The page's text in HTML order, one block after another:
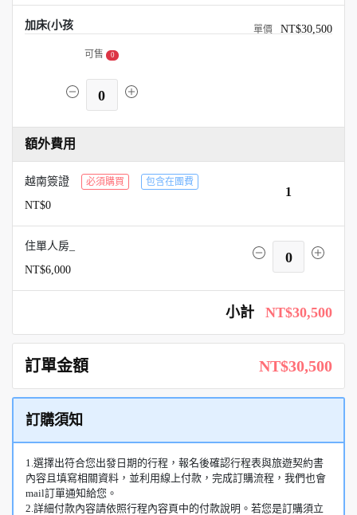
加床(小孩 NT$30,500
可售 0
0
額外費用
越南簽證 必須購買 包含在團費
NT$0
1
住單人房_
NT$6,000
0
小計 NT$30,500
訂單金額 NT$30,500
訂購須知
1.選擇出符合您出發日期的行程，報名後確認行程表與旅遊契約書
內容且填寫相關資料，並利用線上付款，完成訂購流程，我們也會
mail訂單通知給您。
2.詳細付款內容請依照行程內容頁中的付款說明。若您是訂購須立